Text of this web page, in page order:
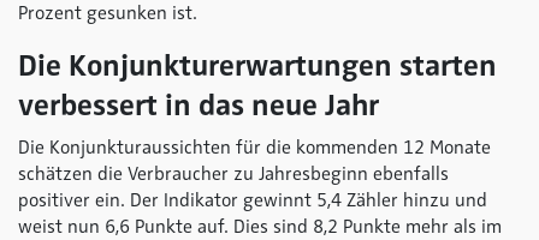
Prozent gesunken ist.
Die Konjunkturerwartungen starten
verbessert in das neue Jahr
Die Konjunkturaussichten für die kommenden 12 Monate
schätzen die Verbraucher zu Jahresbeginn ebenfalls
positiver ein. Der Indikator gewinnt 5,4 Zähler hinzu und
weist nun 6,6 Punkte auf. Dies sind 8,2 Punkte mehr als im